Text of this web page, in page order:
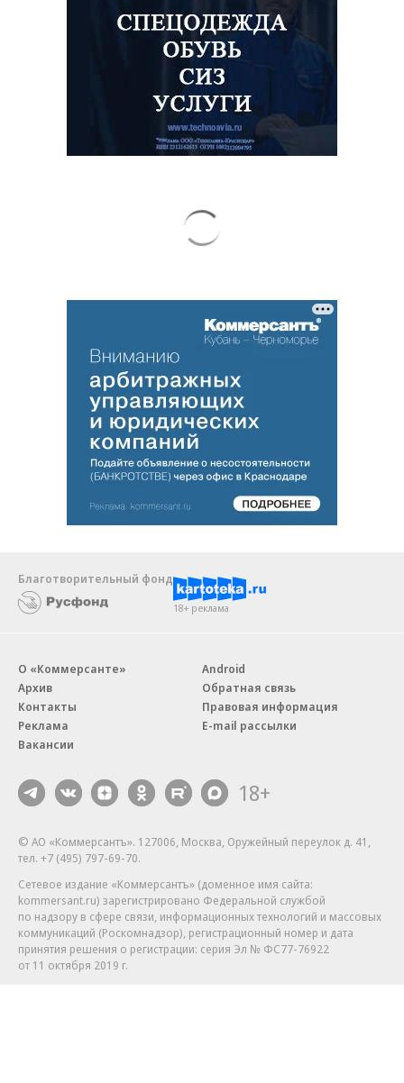
Благотворительный фонд
18+ реклама
О «Коммерсанте»
Архив
Контакты
Реклама
Вакансии
Android
Обратная связь
Правовая информация
E-mail рассылки
18+
© АО «Коммерсантъ». 127006, Москва, Оружейный переулок д. 41,
тел. +7 (495) 797-69-70.
Сетевое издание «Коммерсантъ» (доменное имя сайта:
kommersant.ru) зарегистрировано Федеральной службой
по надзору в сфере связи, информационных технологий и массовых
коммуникаций (Роскомнадзор), регистрационный номер и дата
принятия решения о регистрации: серия Эл № ФС77-76922
от 11 октября 2019 г.